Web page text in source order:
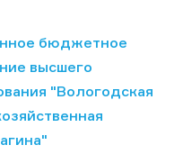
бюджетное
высшего
"Вологодская